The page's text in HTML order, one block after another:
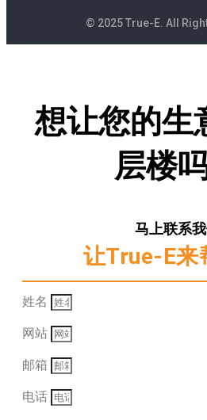
© 2025 True-E. All
想让您的生
层楼
马上联系
让True-E来
姓名
网站
邮箱
电话